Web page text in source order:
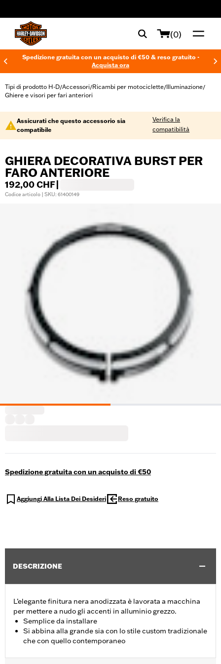
(0)
Spedizione gratuita con un acquisto di €50 & reso gratuito -
Acquista ora
Tipi di prodotto H-D/Accessori/Ricambi per motociclette/Illuminazione/
Ghiere e visori per fari anteriori
Assicurati che questo accessorio sia
compatibile
Verifica la
compatibilità
GHIERA DECORATIVA BURST PER
FARO ANTERIORE
192,00 CHF
Codice articolo | SKU: 61400149
Spedizione gratuita con un acquisto di €50
Aggiungi Alla Lista Dei Desideri Reso gratuito
DESCRIZIONE
L’elegante finitura nera anodizzata è lavorata a macchina
per mettere a nudo gli accenti in alluminio grezzo.
Semplice da installare
Si abbina alla grande sia con lo stile custom tradizionale
che con quello contemporaneo